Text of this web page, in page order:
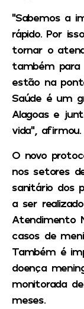
“Sabemos a
rápido. Por
tornar o
também para
estão na
Saúde é um
Alagoas e
vida”, afirmou.
O novo
nos setores
sanitário dos
a ser
Atendimento
casos de
Também é
doença
monitorada
meses.